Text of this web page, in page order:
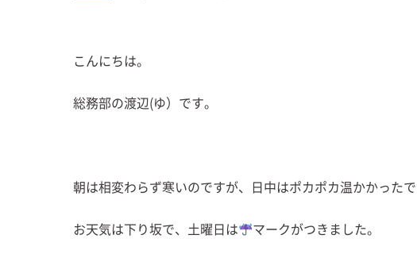
こんにちは。
総務部の渡辺(ゆ）です。
朝は相変わらず寒いのですが、日中はポカポカ温かかったで
お天気は下り坂で、土曜日は マークがつきました。